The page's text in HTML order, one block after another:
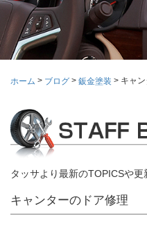
ホーム > ブログ > 鈑金塗装 > キャ
タッサより最新のTOPICSや更
キャンターのドア修理